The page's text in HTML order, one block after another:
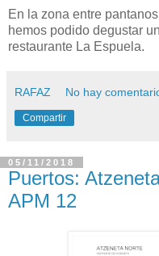
En la zona entre
hemos podido degustar
restaurante La Espuela.
RAFAZ No hay
Compartir
05/11/2018
Puertos:
APM 12